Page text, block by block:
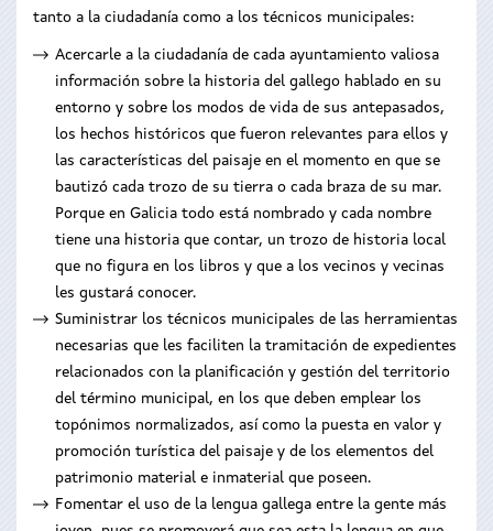
tanto a la ciudadanía como a los técnicos municipales:
Acercarle a la ciudadanía de cada ayuntamiento valiosa
información sobre la historia del gallego hablado en su
entorno y sobre los modos de vida de sus antepasados,
los hechos históricos que fueron relevantes para ellos y
las características del paisaje en el momento en que se
bautizó cada trozo de su tierra o cada braza de su mar.
Porque en Galicia todo está nombrado y cada nombre
tiene una historia que contar, un trozo de historia local
que no figura en los libros y que a los vecinos y vecinas
les gustará conocer.
Suministrar los técnicos municipales de las herramientas
necesarias que les faciliten la tramitación de expedientes
relacionados con la planificación y gestión del territorio
del término municipal, en los que deben emplear los
topónimos normalizados, así como la puesta en valor y
promoción turística del paisaje y de los elementos del
patrimonio material e inmaterial que poseen.
Fomentar el uso de la lengua gallega entre la gente más